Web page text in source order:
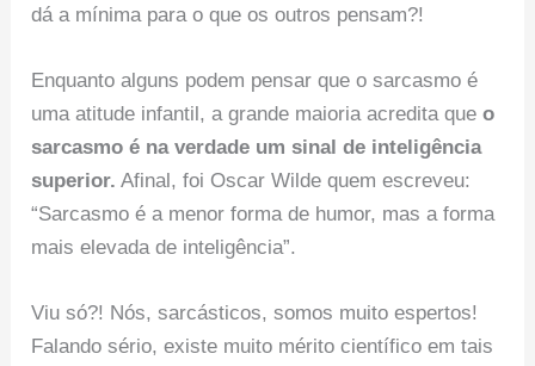
dá a mínima para o que os outros pensam?!
Enquanto alguns podem pensar que o sarcasmo é
uma atitude infantil, a grande maioria acredita queo
sarcasmo é na verdade um sinal de inteligência
superior. Afinal, foi Oscar Wilde quem escreveu:
“Sarcasmo é a menor forma de humor, mas a forma
mais elevada de inteligência”.
Viu só?! Nós, sarcásticos, somos muito espertos!
Falando sério, existe muito mérito científico em tais